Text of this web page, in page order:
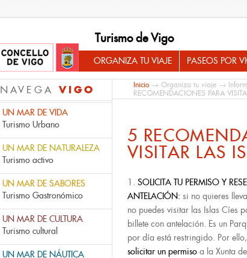
Turismo de Vigo
ORGANIZA TU VIAJE PASEOS POR
NAVEGA VIGO
UN MAR DE VIDA
Turismo Urbano
UN MAR DE NATURALEZA
Turismo activo
UN MAR DE SABORES
Turismo Gastronómico
UN MAR DE CULTURA
Turismo cultural
UN MAR DE NÁUTICA
Inicio→ Organiza tu viaje →
RECOMENDACIONES PARA
5
VISITAR LAS
1. SOLICITA TU PERMISO Y
ANTELACIÓN: si no quieres
no puedes visitar las Islas Cíes
billete con antelación. Es un
por día está restringido. Por
solicitar un permiso a la Xunta